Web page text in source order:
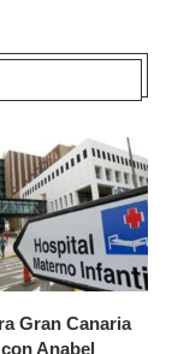
Gran Canaria
Anabel